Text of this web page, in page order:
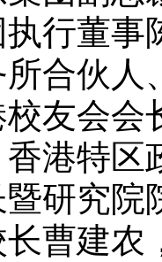
行董
合伙
友会
港特区
研究院
曹建农